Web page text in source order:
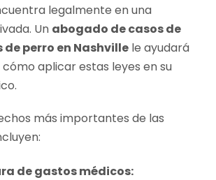
legalmente en una
Un abogado de casos de
perro en Nashville le ayudará
aplicar estas leyes en su
más importantes de las
de gastos médicos: